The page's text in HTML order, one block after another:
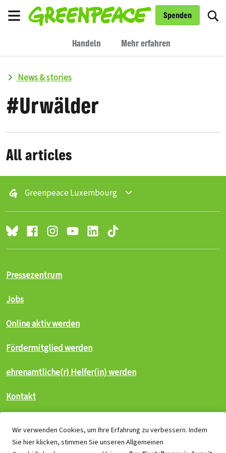
Wir verwenden Cookies, um Ihre Erfahrung zu verbessern. Indem
Sie hier klicken, stimmen Sie unseren Allgemeinen
Spenden
Handeln Mehr erfahren
News & stories
#Urwälder
All articles
Greenpeace Luxembourg
Pressezentrum
Jobs
Online aktiv werden
Fördermitglied werden
ehrenamtliche(r) Helfer(in) werden
Kontakt
Copyright